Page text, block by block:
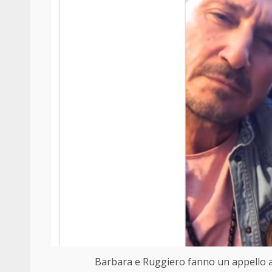
Barbara e Ruggiero fanno un appello